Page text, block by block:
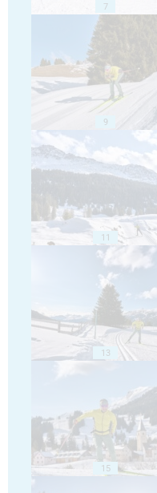
7
9
11
13
15